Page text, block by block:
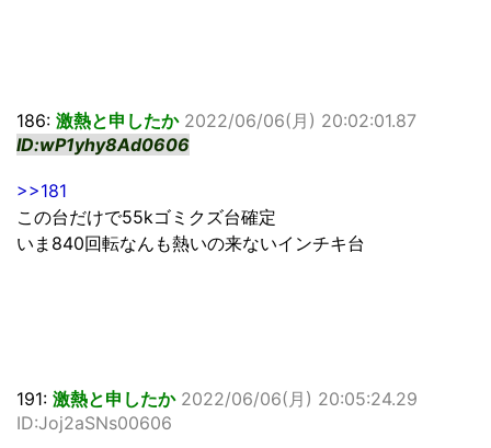
186: 激熱と申したか 2022/06/06(月) 20:02:01.87
ID:wP1yhy8Ad0606
>>181
この台だけで55kゴミクズ台確定
いま840回転なんも熱いの来ないインチキ台
191: 激熱と申したか 2022/06/06(月) 20:05:24.29
ID:Joj2aSNs00606